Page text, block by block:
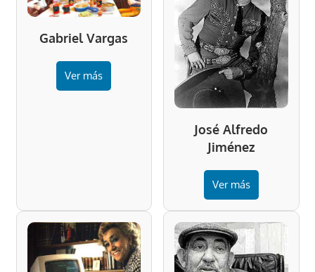
Gabriel Vargas
Ver más
José Alfredo
Jiménez
Ver más